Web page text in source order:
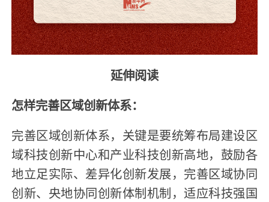
延伸阅读
怎样完善区域创新体系：
完善区域创新体系，关键是要统筹布局建设区
域科技创新中心和产业科技创新高地，鼓励各
地立足实际、差异化创新发展，完善区域协同
创新、央地协同创新体制机制，适应科技强国